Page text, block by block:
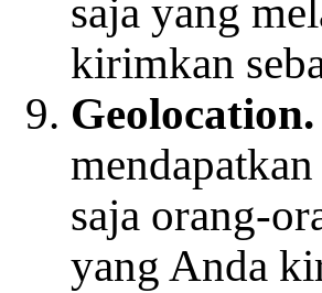
saja yang
kirimkan
Geolocation.
saja orang-
yang Anda